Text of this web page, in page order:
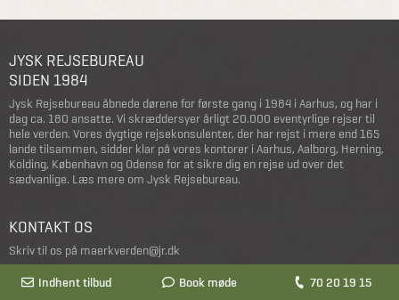
Indhent tilbud Book møde 70 20 19 15
Indhent tilbud Book møde 70 20 19 15
JYSK REJSEBUREAU
SIDEN 1984
Jysk Rejsebureau åbnede dørene for første gang i 1984 i Aarhus, og har i
dag ca. 180 ansatte. Vi skræddersyer årligt 20.000 eventyrlige rejser til
hele verden. Vores dygtige rejsekonsulenter, der har rejst i mere end 165
lande tilsammen, sidder klar på vores kontorer i Aarhus, Aalborg, Herning,
Kolding, København og Odense for at sikre dig en rejse ud over det
sædvanlige. Læs mere om Jysk Rejsebureau.
KONTAKT OS
Skriv til os på maerkverden@jr.dk
Ring til os på
70 20 19 15